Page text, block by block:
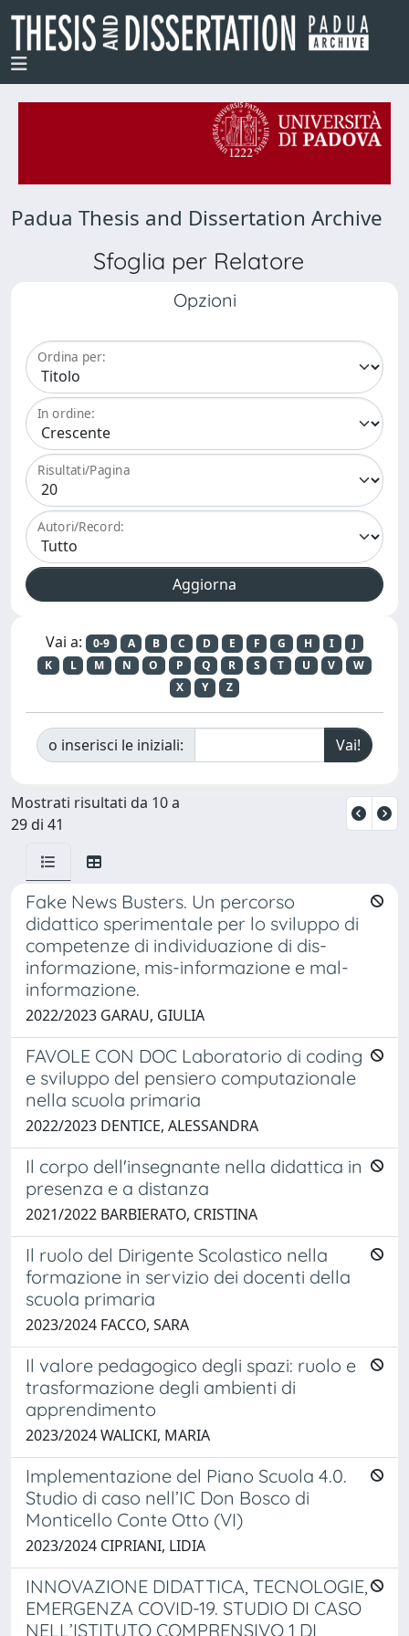
Padua Thesis and Dissertation Archive
Sfoglia per Relatore
Opzioni
Ordina per:
In ordine:
Risultati/Pagina
Autori/Record:
Vai a: 0-9 A B C D E F G H I
J
K
L M N O P Q R S T U V
W
X
Y Z
o inserisci le iniziali:
Mostrati risultati da 10 a
29 di 41
Fake News Busters. Un percorso
didattico sperimentale per lo sviluppo di
competenze di individuazione di dis-
informazione, mis-informazione e mal-
informazione.
2022/2023 GARAU, GIULIA
FAVOLE CON DOC Laboratorio di coding
e sviluppo del pensiero computazionale
nella scuola primaria
2022/2023 DENTICE, ALESSANDRA
Il corpo dell'insegnante nella didattica in
presenza e a distanza
2021/2022 BARBIERATO, CRISTINA
Il ruolo del Dirigente Scolastico nella
formazione in servizio dei docenti della
scuola primaria
2023/2024 FACCO, SARA
Il valore pedagogico degli spazi: ruolo e
trasformazione degli ambienti di
apprendimento
2023/2024 WALICKI, MARIA
Implementazione del Piano Scuola 4.0.
Studio di caso nell’IC Don Bosco di
Monticello Conte Otto (VI)
2023/2024 CIPRIANI, LIDIA
INNOVAZIONE DIDATTICA, TECNOLOGIE,
EMERGENZA COVID-19. STUDIO DI CASO
NELL’ISTITUTO COMPRENSIVO 1 DI